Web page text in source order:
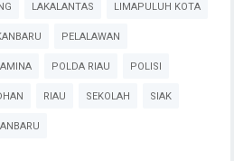
LAKALANTAS LIMAPULUH KOTA
PELALAWAN
POLDA RIAU POLISI
RIAU SEKOLAH SIAK